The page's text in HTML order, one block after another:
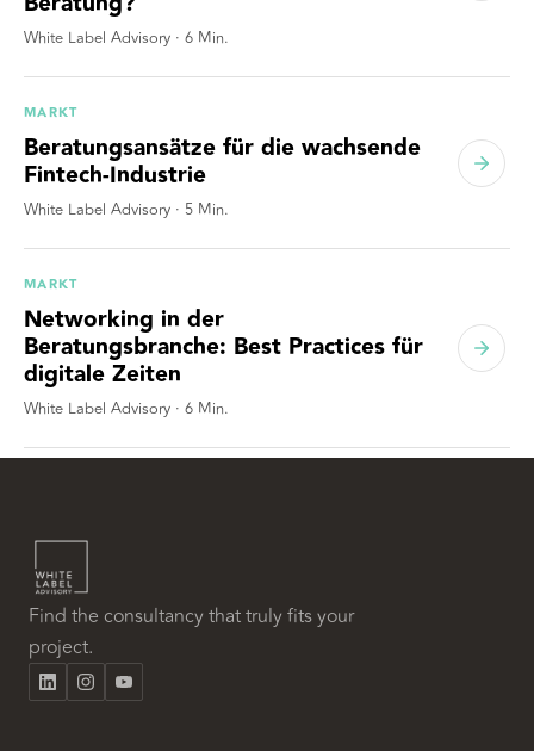
White Label Advisory · 6 Min.
MARKT
Beratungsansätze für die wachsende
Fintech-Industrie
White Label Advisory · 5 Min.
MARKT
Networking in der
Beratungsbranche: Best Practices für
digitale Zeiten
White Label Advisory · 6 Min.
Find the consultancy that truly fits your
project.